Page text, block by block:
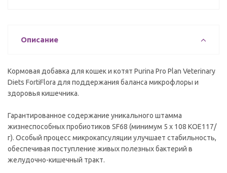
Описание
Кормовая добавка для кошек и котят Purina Pro Plan Veterinary
Diets FortiFlora для поддержания баланса микрофлоры и
здоровья кишечника.
Гарантированное содержание уникального штамма
жизнеспособных пробиотиков SF68 (минимум 5 x 108 КОЕ117/
г). Особый процесс микрокапсуляции улучшает стабильность,
обеспечивая поступление живых полезных бактерий в
желудочно-кишечный тракт.